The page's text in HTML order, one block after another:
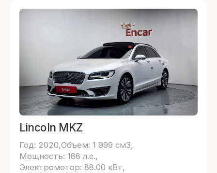
Lincoln MKZ
Год: 2020 Объем: 1 999 см3
Мощность: 188 л.с.
Электромотор: 88.00 кВт